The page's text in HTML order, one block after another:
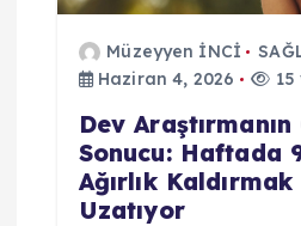
Müzeyyen İNCİ
Haziran 4, 2026
15
Dev Araştırmanın
Sonucu: Haftada
Ağırlık
Uzatıyor